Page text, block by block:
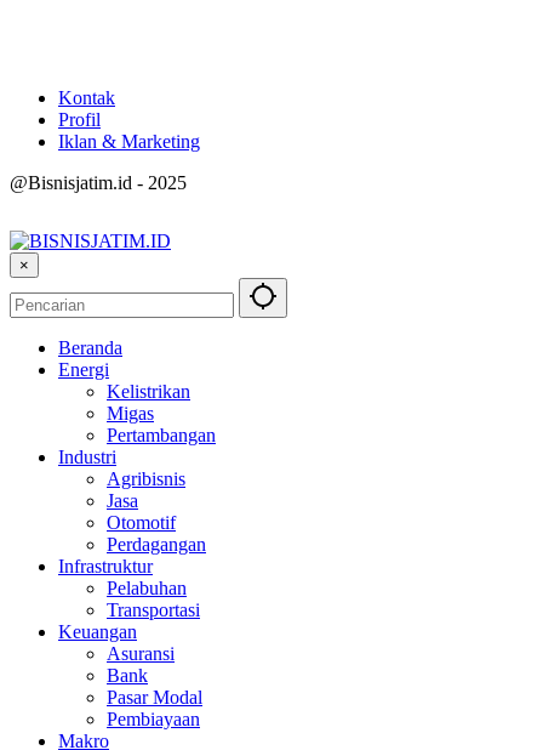
Kontak
Profil
Iklan & Marketing
@Bisnisjatim.id - 2025
×
Beranda
Energi
Kelistrikan
Migas
Pertambangan
Industri
Agribisnis
Jasa
Otomotif
Perdagangan
Infrastruktur
Pelabuhan
Transportasi
Keuangan
Asuransi
Bank
Pasar Modal
Pembiayaan
Makro